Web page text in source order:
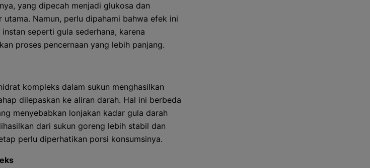
yang dipecah menjadi glukosa dan
utama. Namun, perlu dipahami bahwa efek ini
seperti gula sederhana, karena
proses pencernaan yang lebih panjang.
kompleks dalam sukun menghasilkan
dilepaskan ke aliran darah. Hal ini berbeda
menyebabkan lonjakan kadar gula darah
dari sukun goreng lebih stabil dan
perlu diperhatikan porsi konsumsinya.